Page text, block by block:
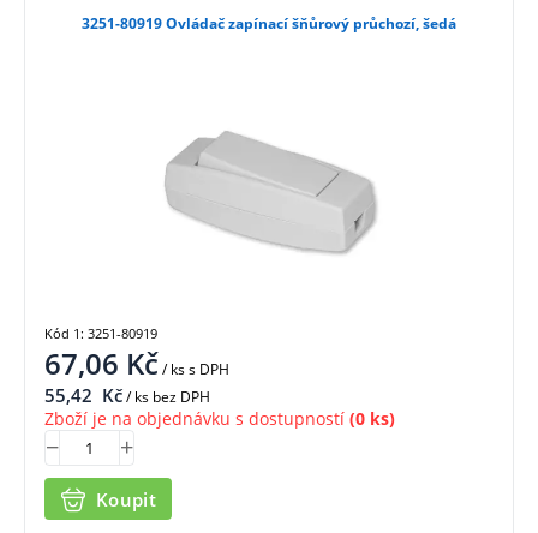
3251-80919 Ovládač zapínací šňůrový průchozí, šedá
67,06 Kč/ kss DPH
55,42 Kč/ ks bez DPH
Zboží je na objednávku s dostupností (0 ks)
Koupit
Kód 1: 3251-80919